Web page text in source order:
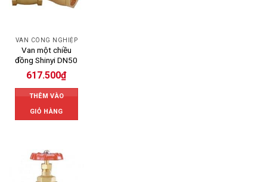
VAN CÔNG NGHIỆP
Van một chiều
đồng Shinyi DN50
617.500₫
THÊM VÀO
GIỎ HÀNG